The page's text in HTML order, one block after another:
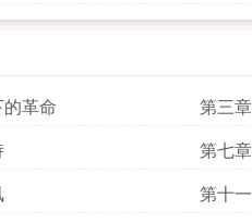
革命 第三
第七
第十